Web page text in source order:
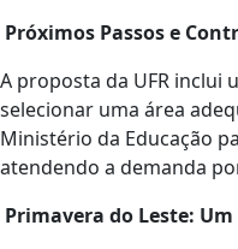
Próximos Passos e
A proposta da UFR inclui
selecionar uma área
Ministério da Educação
atendendo a demanda
Primavera do Leste: